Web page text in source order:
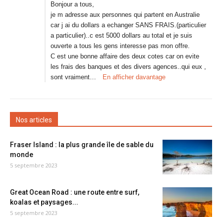
Bonjour a tous,
je m adresse aux personnes qui partent en Australie
car j ai du dollars a echanger SANS FRAIS.(particulier
a particulier)..c est 5000 dollars au total et je suis
ouverte a tous les gens interesse pas mon offre.
C est une bonne affaire des deux cotes car on evite
les frais des banques et des divers agences..qui eux ,
sont vraiment…
En afficher davantage
Nos articles
Fraser Island : la plus grande île de sable du
monde
5 septembre 2023
Great Ocean Road : une route entre surf,
koalas et paysages...
5 septembre 2023